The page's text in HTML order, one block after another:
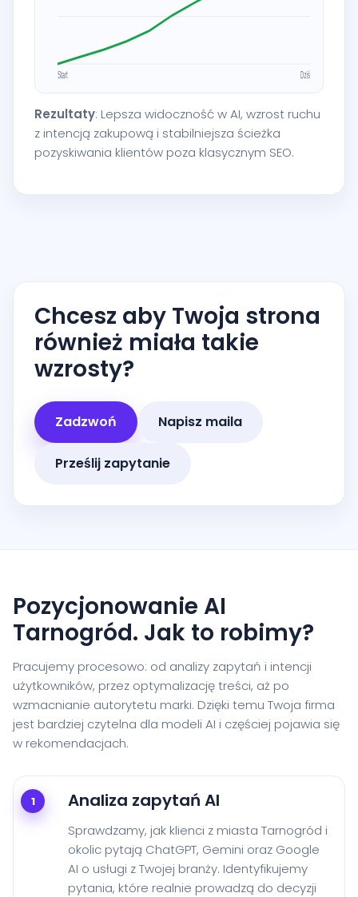
Rezultaty: Lepsza widoczność w AI, wzrost ruchu
z intencją zakupową i stabilniejsza ścieżka
pozyskiwania klientów poza klasycznym SEO.
Chcesz aby Twoja strona
również miała takie
wzrosty?
Zadzwoń Napisz maila
Prześlij zapytanie
Pozycjonowanie AI
Tarnogród. Jak to robimy?
Pracujemy procesowo: od analizy zapytań i intencji
użytkowników, przez optymalizację treści, aż po
wzmacnianie autorytetu marki. Dzięki temu Twoja firma
jest bardziej czytelna dla modeli AI i częściej pojawia się
w rekomendacjach.
1 Analiza zapytań AI
Sprawdzamy, jak klienci z miasta Tarnogród i
okolic pytają ChatGPT, Gemini oraz Google
AI o usługi z Twojej branży. Identyfikujemy
pytania, które realnie prowadzą do decyzji